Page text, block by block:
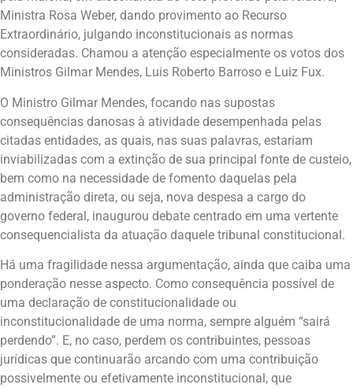
Ministra Rosa Weber, dando provimento ao Recurso
Extraordinário, julgando inconstitucionais as normas
consideradas. Chamou a atenção especialmente os votos dos
Ministros Gilmar Mendes, Luis Roberto Barroso e Luiz Fux.
O Ministro Gilmar Mendes, focando nas supostas
consequências danosas à atividade desempenhada pelas
citadas entidades, as quais, nas suas palavras, estariam
inviabilizadas com a extinção de sua principal fonte de custeio,
bem como na necessidade de fomento daquelas pela
administração direta, ou seja, nova despesa a cargo do
governo federal, inaugurou debate centrado em uma vertente
consequencialista da atuação daquele tribunal constitucional.
Há uma fragilidade nessa argumentação, ainda que caiba uma
ponderação nesse aspecto. Como consequência possível de
uma declaração de constitucionalidade ou
inconstitucionalidade de uma norma, sempre alguém “sairá
perdendo”. E, no caso, perdem os contribuintes, pessoas
jurídicas que continuarão arcando com uma contribuição
possivelmente ou efetivamente inconstitucional, que